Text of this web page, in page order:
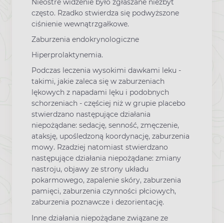
Nieostre widzenie było zgłaszane niezbyt
często. Rzadko stwierdza się podwyższone
ciśnienie wewnątrzgałkowe.
Zaburzenia endokrynologiczne
Hiperprolaktynemia.
Podczas leczenia wysokimi dawkami leku -
takimi, jakie zaleca się w zaburzeniach
lękowych z napadami lęku i podobnych
schorzeniach - częściej niż w grupie placebo
stwierdzano następujące działania
niepożądane: sedację, senność, zmęczenie,
ataksję, upośledzoną koordynację, zaburzenia
mowy. Rzadziej natomiast stwierdzano
następujące działania niepożądane: zmiany
nastroju, objawy ze strony układu
pokarmowego, zapalenie skóry, zaburzenia
pamięci, zaburzenia czynności płciowych,
zaburzenia poznawcze i dezorientację.
Inne działania niepożądane związane ze